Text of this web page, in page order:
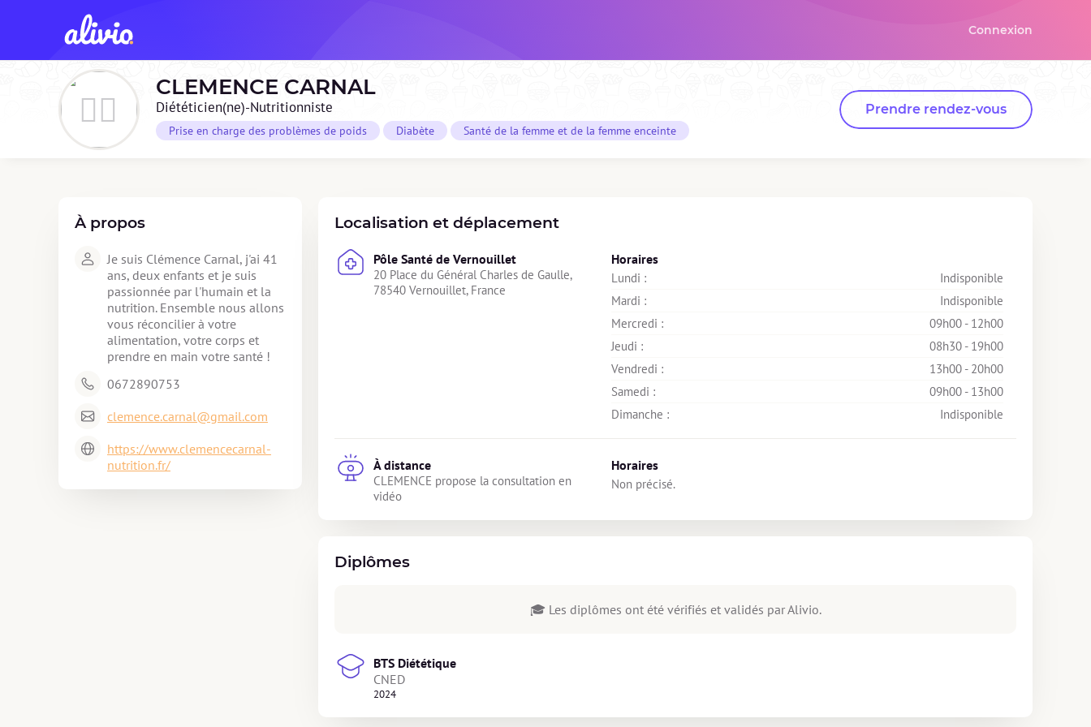
Connexion
CLEMENCE CARNAL
Diététicien(ne)-Nutritionniste
Prise en charge des problèmes de poids Diabète Santé de la femme et de la femme enceinte
Prendre rendez-vous
À propos
Je suis Clémence Carnal, j'ai 41
ans, deux enfants et je suis
passionnée par l'humain et la
nutrition. Ensemble nous allons
vous réconcilier à votre
alimentation, votre corps et
prendre en main votre santé !
0672890753
clemence.carnal@gmail.com
https://www.clemencecarnal-
nutrition.fr/
Localisation et déplacement
Pôle Santé de Vernouillet
20 Place du Général Charles de Gaulle,
78540 Vernouillet, France
Horaires
Lundi :
Indisponible
Mardi :
Indisponible
Mercredi :
09h00 - 12h00
Jeudi :
08h30 - 19h00
Vendredi :
13h00 - 20h00
Samedi :
09h00 - 13h00
Dimanche :
Indisponible
À distance
CLEMENCE propose la consultation en
vidéo
Horaires
Non précisé.
Diplômes
🎓 Les diplômes ont été vérifiés et validés par Alivio.
BTS Diététique
CNED
2024